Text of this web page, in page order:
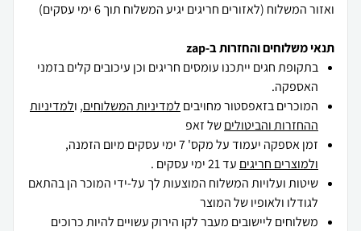
ואזור המשלוח (לאזורים חריגים יגיע המשלוח תוך 6 ימי עסקים)
תנאי משלוחים והחזרות ב-zap
בתקופת חגים ייתכנו עומסים חריגים וכן עיכובים קלים בזמני
האספקה.
המוכרים בזאפסטור מחויבים למדיניות המשלוחים, ולמדיניות
ההחזרות והביטוליםשל זאפ
זמן אספקה יעמוד על מקס' 7 ימי עסקים מיום הזמנה,
ולמוצרים חריגים עד 21 ימי עסקים .
שיטות ועלויות המשלוח המוצעות לך על-ידי המוכר הן בהתאם
לגודלו ולאופיו של המוצר
משלוחים ליישובים מעבר לקו הירוק עשויים להיות כרוכים